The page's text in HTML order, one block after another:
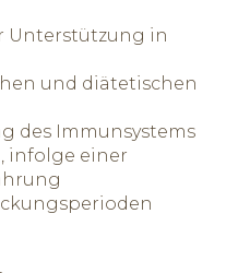
Unterstützung in
und diätetischen
des Immunsystems
infolge einer